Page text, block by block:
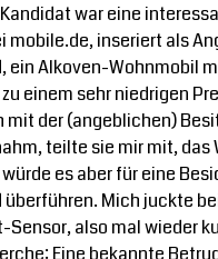
war eine
mobile.de, inseriert als
ein Alkoven-Wohnmobil
einem sehr niedrigen
mit der (angeblichen)
teilte sie mir mit, das
es aber für eine
Mich juckte
Sensor, also mal wieder